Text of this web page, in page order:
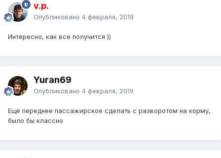
v.p.
Опубликовано 4 февраля, 2019
Интересно, как все получится ))
Yuran69
Опубликовано 4 февраля, 2019
Ещё переднее пассажирское сделать с разворотом на корму,
было бы классно